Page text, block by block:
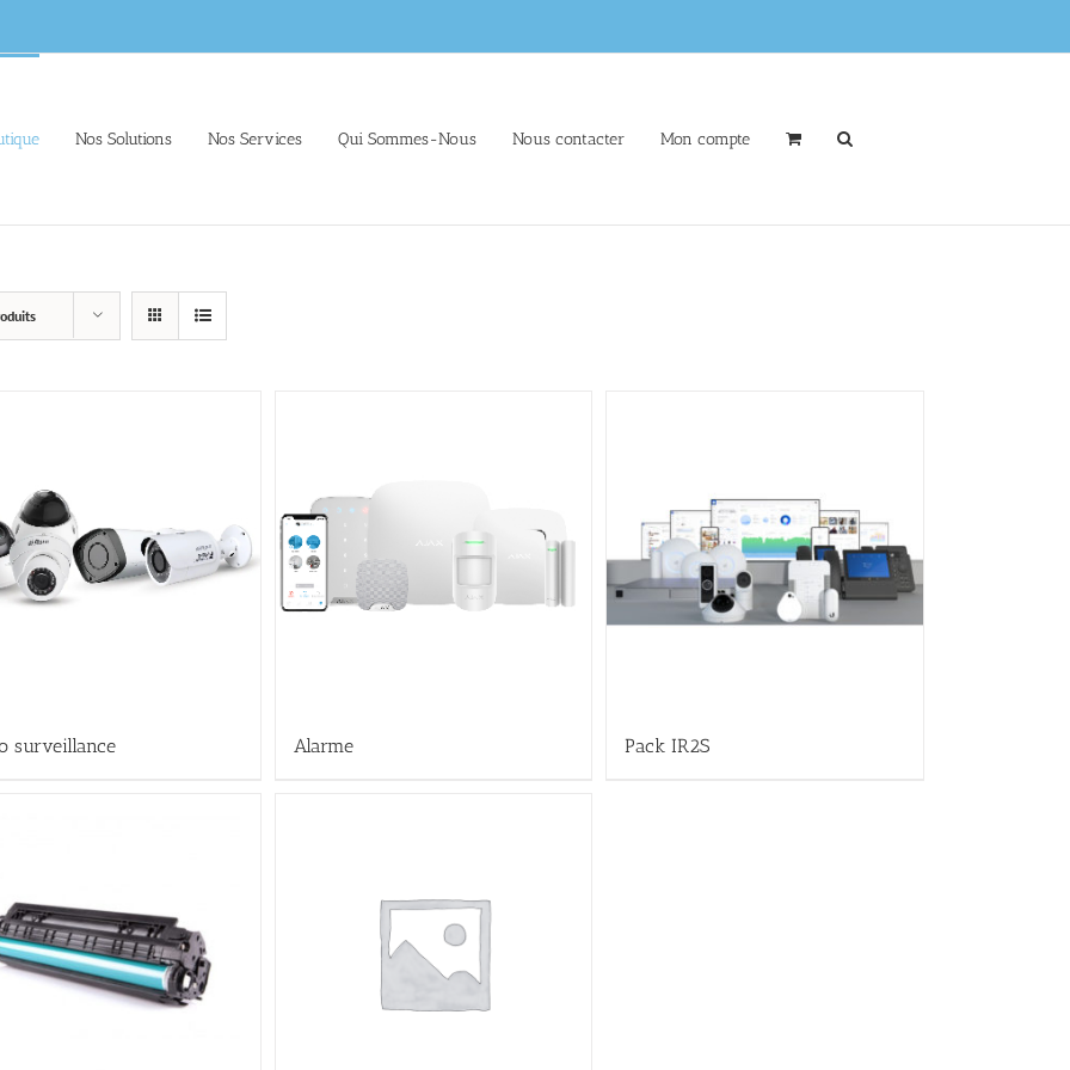
Nos Solutions Nos Services Qui Sommes-Nous Nous contacter Mon compte
surveillance Alarme Pack IR2S